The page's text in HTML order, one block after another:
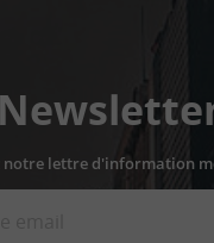
notre lettre d'information